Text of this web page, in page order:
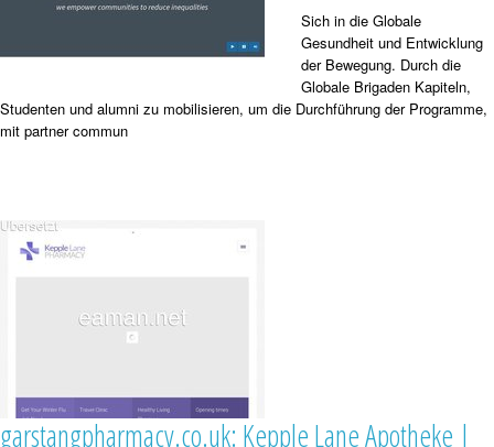
Sich in die Globale
Gesundheit und Entwicklung
der Bewegung. Durch die
Globale Brigaden Kapiteln,
Studenten und alumni zu mobilisieren, um die Durchführung der Programme,
mit partner commun
garstangpharmacy.co.uk: Kepple Lane Apotheke |